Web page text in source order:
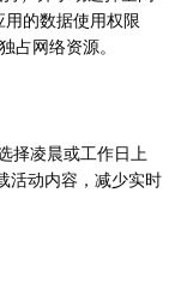
的数据使用权限
占网络资源。
择凌晨或工作日上
活动内容，减少实时